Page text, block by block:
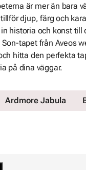
är mer än bara
djup, färg och
historia och konst
Son-tapet från Aveos
hitta den perfekta
på dina väggar.
Ardmore Jabula